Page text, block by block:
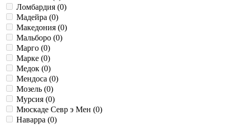
Ломбардия (0)
Мадейра (0)
Македония (0)
Мальборо (0)
Марго (0)
Марке (0)
Медок (0)
Мендоса (0)
Мозель (0)
Мурсия (0)
Мюскаде Севр э Мен (0)
Наварра (0)